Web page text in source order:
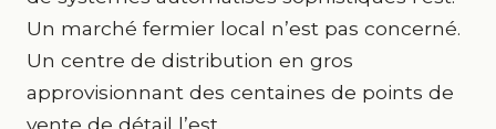
Un marché fermier local n’est pas concerné.
Un centre de distribution en gros
approvisionnant des centaines de points de
vente de détail l’est.